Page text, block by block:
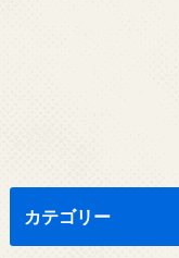
カテゴリー